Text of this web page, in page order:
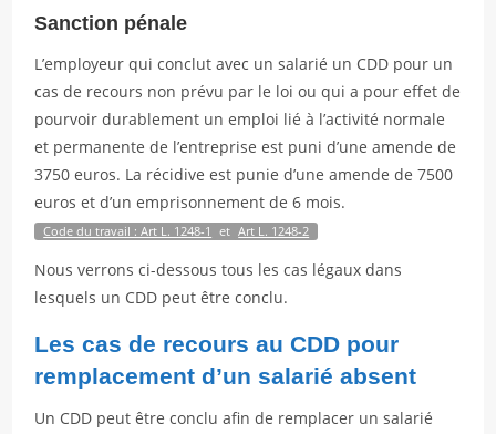
Sanction pénale
L’employeur qui conclut avec un salarié un CDD pour un
cas de recours non prévu par le loi ou qui a pour effet de
pourvoir durablement un emploi lié à l’activité normale
et permanente de l’entreprise est puni d’une amende de
3750 euros. La récidive est punie d’une amende de 7500
euros et d’un emprisonnement de 6 mois.
Code du travail : Art L. 1248-1 et Art L. 1248-2
Nous verrons ci-dessous tous les cas légaux dans
lesquels un CDD peut être conclu.
Les cas de recours au CDD pour
remplacement d’un salarié absent
Un CDD peut être conclu afin de remplacer un salarié